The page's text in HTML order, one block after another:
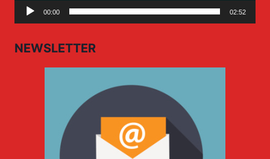
Audio
Player
00:00 02:52
NEWSLETTER